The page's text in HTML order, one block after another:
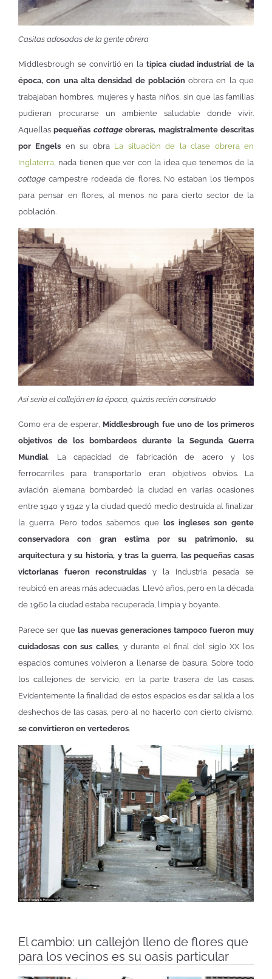
Casitas adosadas de la gente obrera
Middlesbrough se convirtió en la típica ciudad industrial de la
época, con una alta densidad de poblaciónobrera en la que
trabajaban hombres, mujeres y hasta niños, sin que las familias
pudieran procurarse un ambiente saludable donde vivir.
Aquellaspequeñas cottageobreras, magistralmente descritas
por Engels en su obra La situación de la clase obrera en
Inglaterra, nada tienen que ver con la idea que tenemos de la
cottage campestre rodeada de flores. No estaban los tiempos
para pensar en flores, al menos no para cierto sector de la
población.
Así sería el callejón en la época, quizás recién construido
Como era de esperar, Middlesbrough fue uno de los primeros
objetivos de los bombardeos durante la Segunda Guerra
Mundial. La capacidad de fabricación de acero y los
ferrocarriles para transportarlo eran objetivos obvios. La
aviación alemana bombardeó la ciudad en varias ocasiones
entre 1940 y 1942 y la ciudad quedó medio destruida al finalizar
la guerra. Pero todos sabemos que los ingleses son gente
conservadora con gran estima por su patrimonio, su
arquitectura y su historia, y tras la guerra, las pequeñas casas
victorianas fueron reconstruidas y la industria pesada se
reubicó en areas más adecuadas. Llevó años, pero en la década
de 1960 la ciudad estaba recuperada, limpia y boyante.
Parece ser quelas nuevas generaciones tampoco fueron muy
cuidadosas con sus calles, y durante el final del siglo XX los
espacios comunes volvieron a llenarse de basura. Sobre todo
los callejones de servicio, en la parte trasera de las casas.
Evidentemente la finalidad de estos espacios es dar salida a los
deshechos de las casas, pero al no hacerlo con cierto civismo,
se convirtieron en vertederos.
El cambio: un callejón lleno de flores que
para los vecinos es su oasis particular